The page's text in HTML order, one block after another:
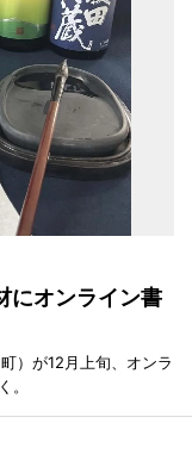
にオンライン書
）が12月上旬、オンラ
。